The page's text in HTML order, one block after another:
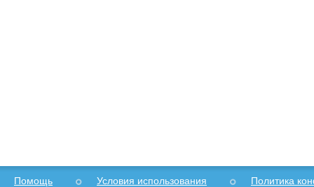
Помощь Условия использования Политика